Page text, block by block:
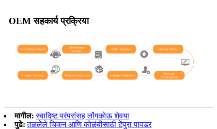
OEM सहकार्य प्रक्रिया
मागील: स्वादिष्ट परंपरांसह लोंगकोऊ शेवया
पुढे: तळलेले चिकन आणि कोळंबीसाठी टेंपुरा पावडर